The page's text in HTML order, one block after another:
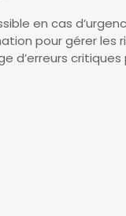
en cas
pour gérer les
d’erreurs